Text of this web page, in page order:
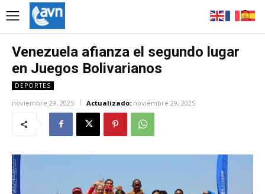
Venezuela afianza el segundo lugar
en Juegos Bolivarianos
DEPORTES
noviembre 29, 2025 Actualizado: noviembre 29, 2025